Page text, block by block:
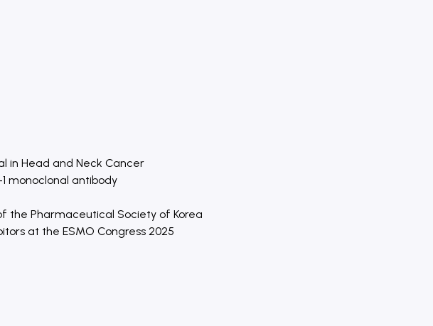
in Head and Neck Cancer
monoclonal antibody
the Pharmaceutical Society of Korea
at the ESMO Congress 2025